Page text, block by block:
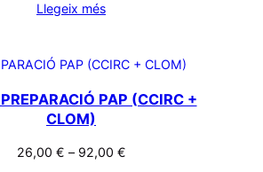
Llegeix més
PAP (CCIRC +
CLOM)
26,00 € – 92,00 €